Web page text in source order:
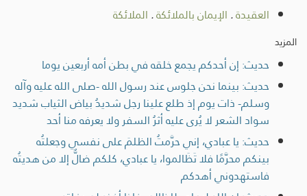
العقيدة. الإيمان بالملائكة. الملائكة
المزيد
حديث: إن أحدكم يجمع خلقه في بطن أمه أربعين يوما
حديث: بينما نحن جلوس عند رسول الله -صلى الله عليه وآله
وسلم- ذات يوم إذ طلع علينا رجل شديدُ بياض الثياب شديد
سواد الشعر لا يُرى عليه أثرُ السفر ولا يعرفه منا أحد
حديث: يا عبادي، إني حرَّمتُ الظلمَ على نفسي وجعلتُه
بينكم محرَّمًا فلا تَظَالموا، يا عبادي، كلكم ضالٌّ إلا من هديتُه
فاستهدوني أهدكم